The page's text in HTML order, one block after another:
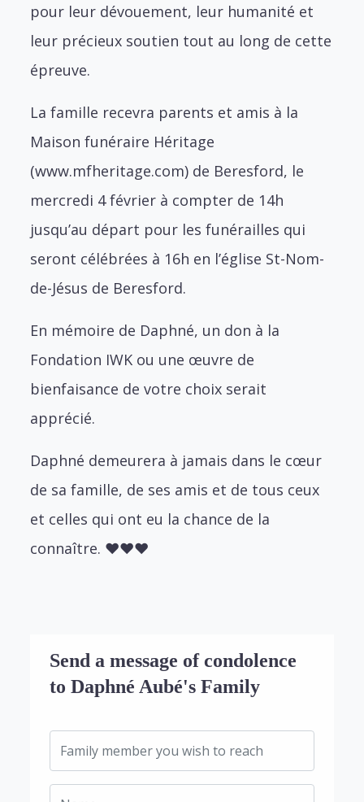
pour leur dévouement, leur humanité et
leur précieux soutien tout au long de cette
épreuve.
La famille recevra parents et amis à la
Maison funéraire Héritage
(www.mfheritage.com) de Beresford, le
mercredi 4 février à compter de 14h
jusqu’au départ pour les funérailles qui
seront célébrées à 16h en l’église St-Nom-
de-Jésus de Beresford.
En mémoire de Daphné, un don à la
Fondation IWK ou une œuvre de
bienfaisance de votre choix serait
apprécié.
Daphné demeurera à jamais dans le cœur
de sa famille, de ses amis et de tous ceux
et celles qui ont eu la chance de la
connaître. ❤️❤️❤️
Send a message of condolence
to Daphné Aubé's Family